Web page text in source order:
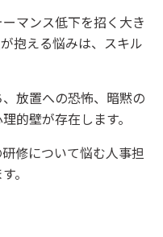
マンス低下を招く大き
抱える悩みは、スキル
放置への恐怖、暗黙の
的壁が存在します。
修について悩む人事担
。